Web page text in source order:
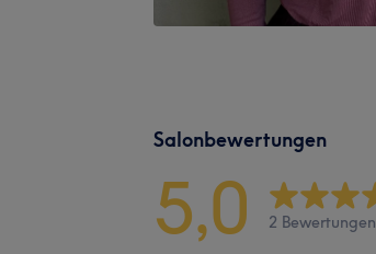
Salonbewertungen
5,0 2 Bewertungen